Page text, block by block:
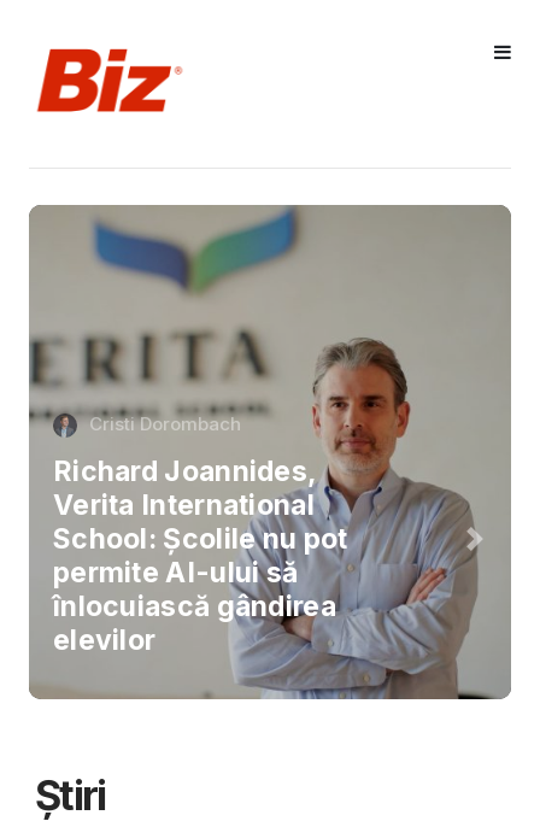
Cristi Dorombach
Richard Joannides,
Verita International
School: Școlile nu pot
permite AI-ului să
înlocuiască gândirea
elevilor
Știri